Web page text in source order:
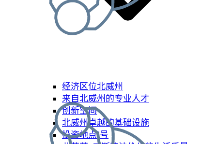
经济区位北威州
来自北威州的专业人才
创新空间
北威州卓越的基础设施
投资地点1号